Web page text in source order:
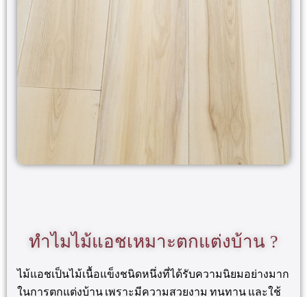
ทำไมไม้แอชเหมาะตกแต่งบ้าน ?
ไม้แอชเป็นไม้เนื้อแข็งชนิดหนึ่งที่ได้รับความนิยมอย่างมาก
ในการตกแต่งบ้าน เพราะมีความสวยงาม ทนทาน และใช้